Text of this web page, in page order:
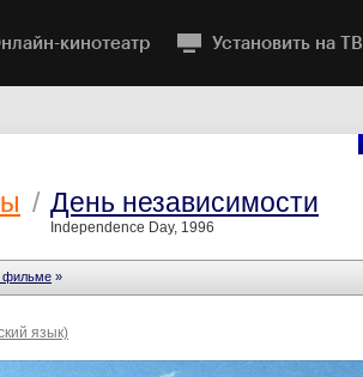
кинотеатр Установить на ТВ
/ День независимости
Independence Day, 1996
фильме »
язык)